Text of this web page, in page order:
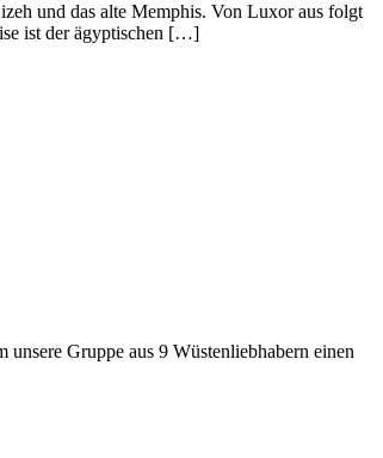
und das alte Memphis. Von Luxor aus folgt
ist der ägyptischen […]
Gruppe aus 9 Wüstenliebhabern einen